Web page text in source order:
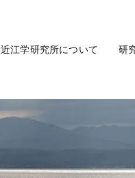
近江学研究所について 研